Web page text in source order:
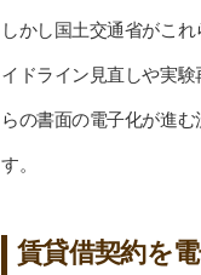
しかし国土交通省がこ
イドライン見直しや実
らの書面の電子化が進
す。
賃貸借契約を